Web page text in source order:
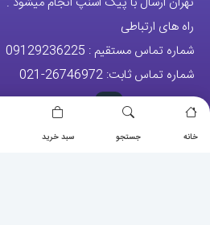
خانه جستجو سبد خرید
مجوزها